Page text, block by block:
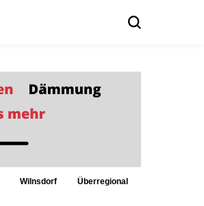
Wilnsdorf Überregional